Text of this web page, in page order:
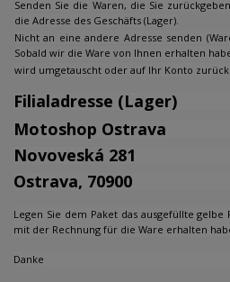
Senden Sie die Waren, die Sie
die Adresse des Geschäfts (Lager).
Nicht an eine andere Adresse senden
Sobald wir die Ware von Ihnen erhalten
wird umgetauscht oder auf Ihr Konto
Filialadresse (Lager)
Motoshop Ostrava
Novoveská 281
Ostrava, 70900
Legen Sie dem Paket das ausgefüllte
mit der Rechnung für die Ware erhalten
Danke
Můj seznam přání
((modalTitle))
((confirmMessage))
((cancelText))
Wunschliste
Name der Wunschliste
Anmelden
Sie müssen angemeldet sein, um
Wunschliste hinzufügen zu